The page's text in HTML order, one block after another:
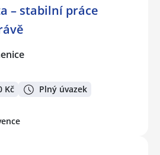
– stabilní práce
Kč Plný úvazek